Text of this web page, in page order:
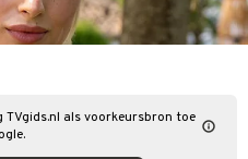
TVgids.nl als voorkeursbron toe